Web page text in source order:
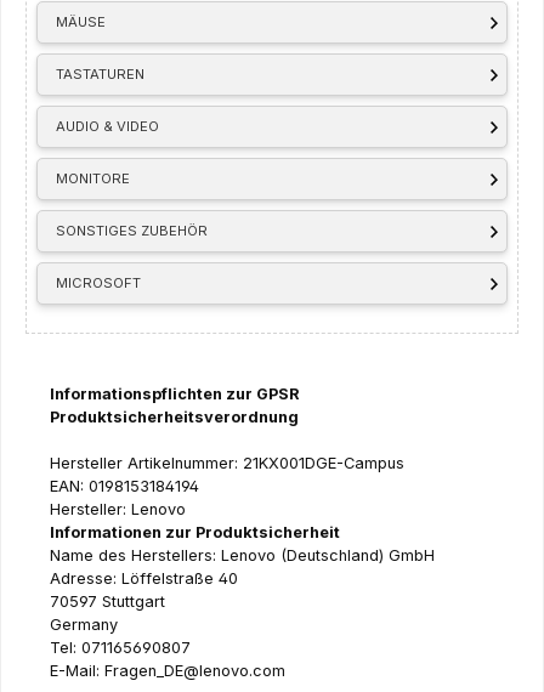
MÄUSE
TASTATUREN
AUDIO & VIDEO
MONITORE
SONSTIGES ZUBEHÖR
MICROSOFT
Informationspflichten zur GPSR
Produktsicherheitsverordnung
Hersteller Artikelnummer: 21KX001DGE-Campus
EAN: 0198153184194
Hersteller: Lenovo
Informationen zur Produktsicherheit
Name des Herstellers: Lenovo (Deutschland) GmbH
Adresse: Löffelstraße 40
70597 Stuttgart
Germany
Tel: 071165690807
E-Mail: Fragen_DE@lenovo.com